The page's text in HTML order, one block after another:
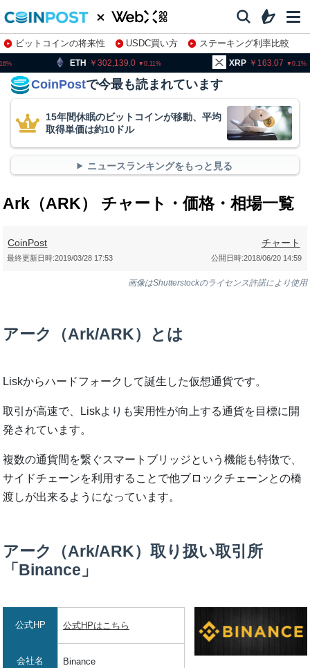
ビットコインの将来性 USDC買い方
ステーキング利率比較
株特集・関連銘柄
302,139.0 0.11 XRP BNB
CoinPostで今最も読まれています
15年間休眠のビットコインが移動、平均
取得単価は約10ドル
ニュースランキングをもっと見る
Ark（ARK） チャート・価格・相場一覧
CoinPost チャート
公開日時:2018/06/20 14:59
最終更新日時:2019/03/28 17:53
画像はShutterstockのライセンス許諾により使用
アーク（Ark/ARK）とは
Liskからハードフォークして誕生した仮想通貨です。
取引が高速で、Liskよりも実用性が向上する通貨を目標に開
発されています。
複数の通貨間を繋ぐスマートブリッジという機能も特徴で、
サイドチェーンを利用することで他ブロックチェーンとの橋
渡しが出来るようになっています。
アーク（Ark/ARK）取り扱い取引所
「Binance」
公式HP 公式HPはこちら
会社名 Binance